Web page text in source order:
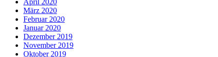
April 2020
März 2020
Februar 2020
Januar 2020
Dezember 2019
November 2019
Oktober 2019